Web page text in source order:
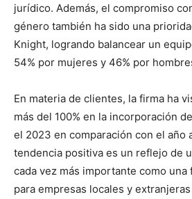
jurídico. Además, el compromiso
género también ha sido una
Knight, logrando balancear un
54% por mujeres y 46% por
En materia de clientes, la firma ha
más del 100% en la incorporación
el 2023 en comparación con el año
tendencia positiva es un reflejo de
cada vez más importante como
para empresas locales y